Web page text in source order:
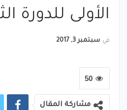
الأولى للدورة
في سبتمبر 3, 2017
50
مشاركة المقال